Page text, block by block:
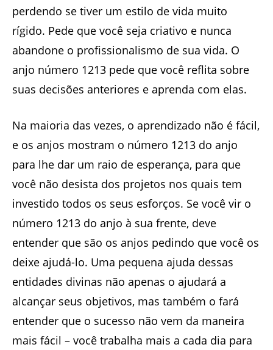
perdendo se tiver um estilo de vida muito
rígido. Pede que você seja criativo e nunca
abandone o profissionalismo de sua vida. O
anjo número 1213 pede que você reflita sobre
suas decisões anteriores e aprenda com elas.
Na maioria das vezes, o aprendizado não é fácil,
e os anjos mostram o número 1213 do anjo
para lhe dar um raio de esperança, para que
você não desista dos projetos nos quais tem
investido todos os seus esforços. Se você vir o
número 1213 do anjo à sua frente, deve
entender que são os anjos pedindo que você os
deixe ajudá-lo. Uma pequena ajuda dessas
entidades divinas não apenas o ajudará a
alcançar seus objetivos, mas também o fará
entender que o sucesso não vem da maneira
mais fácil – você trabalha mais a cada dia para